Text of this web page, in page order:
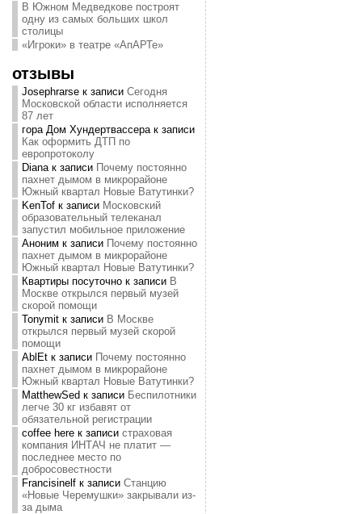
В Южном Медведкове построят
одну из самых больших школ
столицы
«Игроки» в театре «АпАРТе»
отзывы
Josephrarseк записи Сегодня
Московской области исполняется
87 лет
гора Дом Хундертвассерак записи
Как оформить ДТП по
европротоколу
Dianaк записи Почему постоянно
пахнет дымом в микрорайоне
Южный квартал Новые Ватутинки?
KenTofк записи Московский
образовательный телеканал
запустил мобильное приложение
Аноним к записи Почему постоянно
пахнет дымом в микрорайоне
Южный квартал Новые Ватутинки?
Квартиры посуточнок записи В
Москве открылся первый музей
скорой помощи
Tonymitк записи В Москве
открылся первый музей скорой
помощи
AblEtк записи Почему постоянно
пахнет дымом в микрорайоне
Южный квартал Новые Ватутинки?
MatthewSed к записи Беспилотники
легче 30 кг избавят от
обязательной регистрации
coffee hereк записи страховая
компания ИНТАЧ не платит —
последнее место по
добросовестности
Francisinelfк записи Станцию
«Новые Черемушки» закрывали из-
за дыма